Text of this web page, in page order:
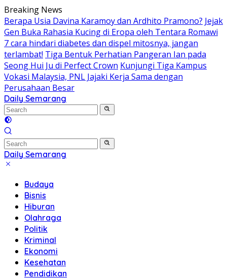
Skip
to
content
Breaking News
Berapa Usia Davina Karamoy dan Ardhito Pramono? Jejak
Gen Buka Rahasia Kucing di Eropa oleh Tentara Romawi
7 cara hindari diabetes dan dispel mitosnya, jangan
terlambat! Tiga Bentuk Perhatian Pangeran Ian pada
Seong Hui Ju di Perfect Crown Kunjungi Tiga Kampus
Vokasi Malaysia, PNL Jajaki Kerja Sama dengan
Perusahaan Besar
Daily Semarang
"Semarang
Hari
Ini:
Informasi
Terkini
untuk
Daily Semarang
"Semarang
Informasi
Terkini
untuk
Anda"
Budaya
Bisnis
Hiburan
Olahraga
Politik
Kriminal
Ekonomi
Kesehatan
Pendidikan